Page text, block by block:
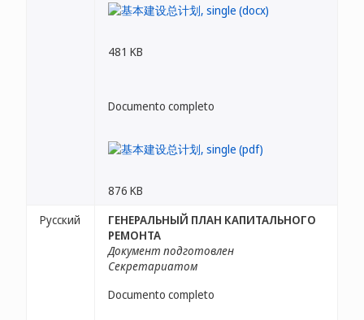
481 KB
Documento completo
876 KB
Русский
ГЕНЕРАЛЬНЫЙ ПЛАН КАПИТАЛЬНОГО
РЕМОНТА
Документ подготовлен
Секретариатом
Documento completo